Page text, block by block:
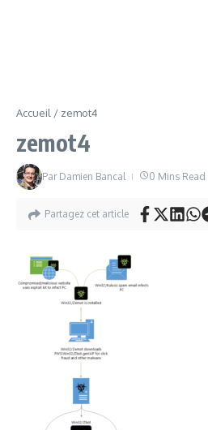
Accueil / zemot4
zemot4
Par Damien Bancal 0 Mins Read
Partagez cet article